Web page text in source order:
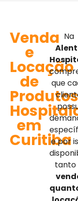
Venda
e
Locação
de
Produtos
em
Curitiba
Na
que
e por
tanto